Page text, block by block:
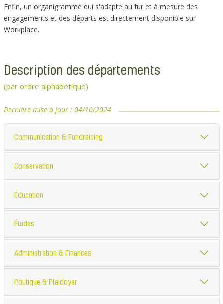
Enfin, un organigramme qui s'adapte au fur et à mesure des
engagements et des départs est directement disponible sur
Workplace.
Description des départements
(par ordre alphabétique)
Dernière mise à jour : 04/10/2024
Communication & Fundraising
Conservation
Éducation
Études
Administration & Finances
Politique & Plaidoyer